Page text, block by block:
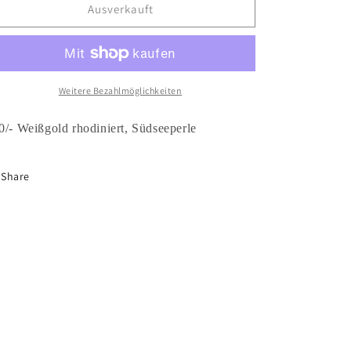
Ausverkauft
Weitere Bezahlmöglichkeiten
Weißgold rhodiniert, Südseeperle
Share